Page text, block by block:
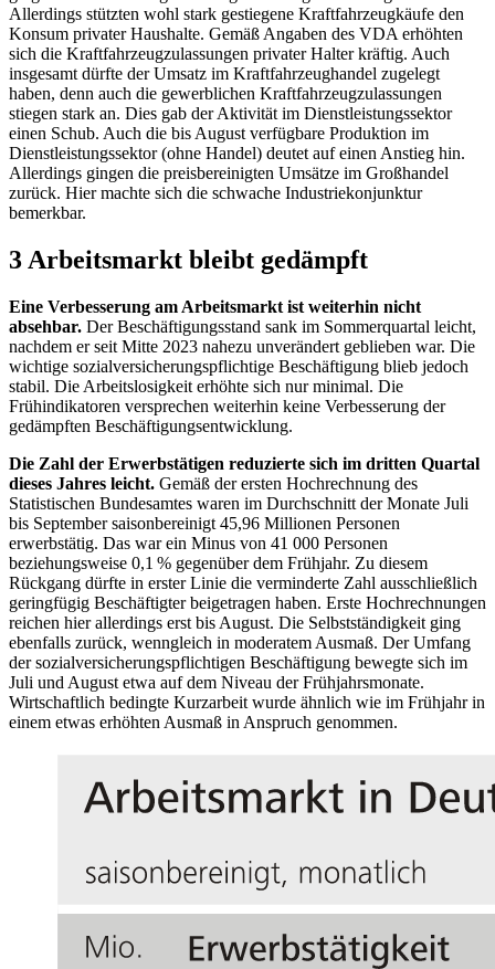
Allerdings stützten wohl stark gestiegene Kraftfahrzeugkäufe den
Konsum privater Haushalte. Gemäß Angaben des VDA erhöhten
sich die Kraftfahrzeugzulassungen privater Halter kräftig. Auch
insgesamt dürfte der Umsatz im Kraftfahrzeughandel zugelegt
haben, denn auch die gewerblichen Kraftfahrzeugzulassungen
stiegen stark an. Dies gab der Aktivität im Dienstleistungssektor
einen Schub. Auch die bis August verfügbare Produktion im
Dienstleistungssektor (ohne Handel) deutet auf einen Anstieg hin.
Allerdings gingen die preisbereinigten Umsätze im Großhandel
zurück. Hier machte sich die schwache Industriekonjunktur
bemerkbar.
3 Arbeitsmarkt bleibt gedämpft
Eine Verbesserung am Arbeitsmarkt ist weiterhin nicht
absehbar. Der Beschäftigungsstand sank im Sommerquartal leicht,
nachdem er seit Mitte 2023 nahezu unverändert geblieben war. Die
wichtige sozialversicherungspflichtige Beschäftigung blieb jedoch
stabil. Die Arbeitslosigkeit erhöhte sich nur minimal. Die
Frühindikatoren versprechen weiterhin keine Verbesserung der
gedämpften Beschäftigungsentwicklung.
Die Zahl der Erwerbstätigen reduzierte sich im dritten Quartal
dieses Jahres leicht. Gemäß der ersten Hochrechnung des
Statistischen Bundesamtes waren im Durchschnitt der Monate Juli
bis September saisonbereinigt 45,96 Millionen Personen
erwerbstätig. Das war ein Minus von 41 000 Personen
beziehungsweise 0,1 % gegenüber dem Frühjahr. Zu diesem
Rückgang dürfte in erster Linie die verminderte Zahl ausschließlich
geringfügig Beschäftigter beigetragen haben. Erste Hochrechnungen
reichen hier allerdings erst bis August. Die Selbstständigkeit ging
ebenfalls zurück, wenngleich in moderatem Ausmaß. Der Umfang
der sozialversicherungspflichtigen Beschäftigung bewegte sich im
Juli und August etwa auf dem Niveau der Frühjahrsmonate.
Wirtschaftlich bedingte Kurzarbeit wurde ähnlich wie im Frühjahr in
einem etwas erhöhten Ausmaß in Anspruch genommen.